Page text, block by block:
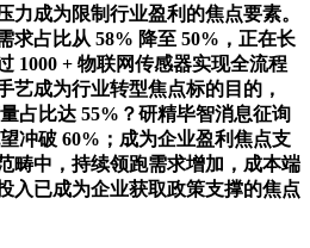
力成为限制行业盈利的焦点要素。
求占比从 58% 降至 50%，正在长
1000 + 物联网传感器实现全流程
艺成为行业转型焦点标的目的，
占比达 55%？研精毕智消息征询
冲破 60%；成为企业盈利焦点支
畴中，持续领跑需求增加，成本端
入已成为企业获取政策支撑的焦点